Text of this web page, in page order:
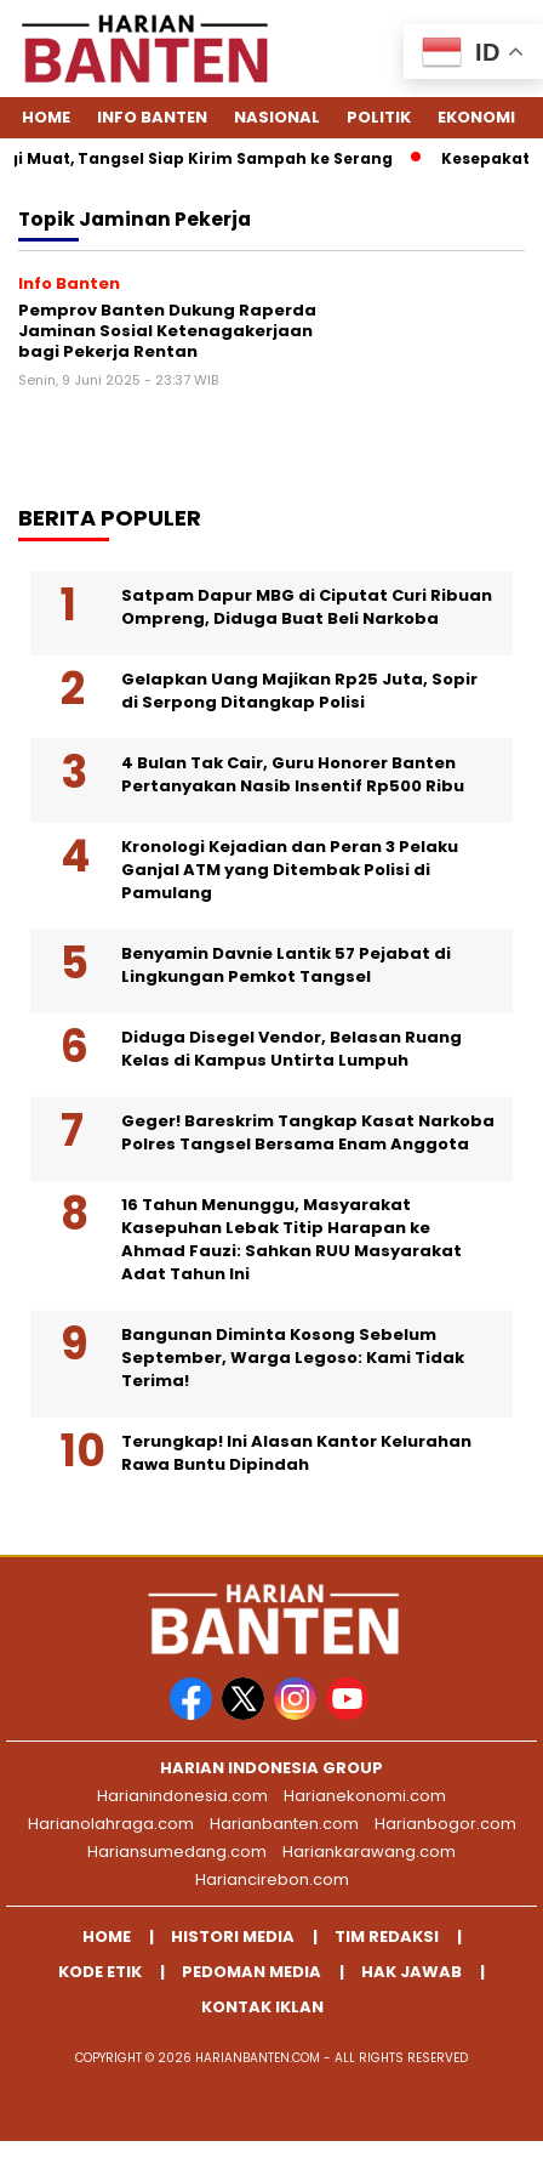
HOME INFO BANTEN NASIONAL POLITIK EKONOMI
Muat, Tangsel Siap Kirim Sampah ke Serang
TopikJaminan Pekerja
Info Banten
Pemprov Banten Dukung Raperda
Jaminan Sosial Ketenagakerjaan
bagi Pekerja Rentan
Senin, 9 Juni 2025 - 23:37 WIB
BERITA POPULER
Satpam Dapur MBG di Ciputat Curi Ribuan
Ompreng, Diduga Buat Beli Narkoba
Gelapkan Uang Majikan Rp25 Juta, Sopir
di Serpong Ditangkap Polisi
4 Bulan Tak Cair, Guru Honorer Banten
Pertanyakan Nasib Insentif Rp500 Ribu
Kronologi Kejadian dan Peran 3 Pelaku
Ganjal ATM yang Ditembak Polisi di
Pamulang
Benyamin Davnie Lantik 57 Pejabat di
Lingkungan Pemkot Tangsel
Diduga Disegel Vendor, Belasan Ruang
Kelas di Kampus Untirta Lumpuh
Geger! Bareskrim Tangkap Kasat Narkoba
Polres Tangsel Bersama Enam Anggota
16 Tahun Menunggu, Masyarakat
Kasepuhan Lebak Titip Harapan ke
Ahmad Fauzi: Sahkan RUU Masyarakat
Adat Tahun Ini
Bangunan Diminta Kosong Sebelum
September, Warga Legoso: Kami Tidak
Terima!
Terungkap! Ini Alasan Kantor Kelurahan
Rawa Buntu Dipindah
ID
HARIAN INDONESIA GROUP
Harianindonesia.com
Harianekonomi.com
Harianolahraga.com
Harianbanten.com
Harianbogor.com
Hariansumedang.com
Hariankarawang.com
Hariancirebon.com
HOME HISTORI MEDIA
TIM REDAKSI
KODE ETIK
PEDOMAN MEDIA
HAK JAWAB
KONTAK IKLAN
COPYRIGHT © 2026 HARIANBANTEN.COM - ALL RIGHTS RESERVED